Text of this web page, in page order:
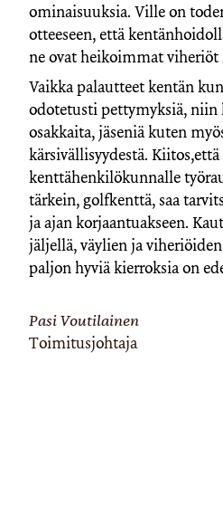
ominaisuuksia. Ville on
otteeseen, että
ne ovat heikoimmat viheriöt
Vaikka palautteet kentän
odotetusti pettymyksiä,
osakkaita, jäseniä kuten
kärsivällisyydestä.
kenttähenkilökunnalle
tärkein, golfkenttä, saa
ja ajan korjaantuakseen.
jäljellä, väylien ja
paljon hyviä kierroksia on
Pasi Voutilainen
Toimitusjohtaja